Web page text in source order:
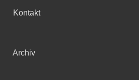
Kontakt
Archiv